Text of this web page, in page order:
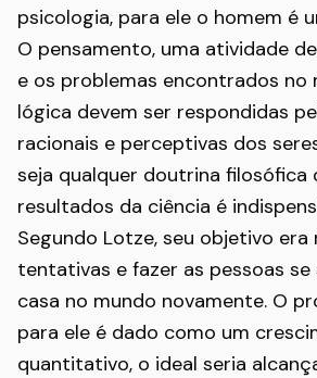
psicologia, para ele o homem é
O pensamento, uma atividade
e os problemas encontrados no
lógica devem ser respondidas
racionais e perceptivas dos
seja qualquer doutrina filosófica
resultados da ciência é
Segundo Lotze, seu objetivo
tentativas e fazer as pessoas
casa no mundo novamente. O
para ele é dado como um
quantitativo, o ideal seria